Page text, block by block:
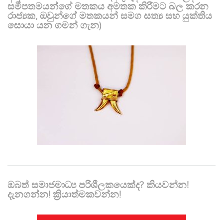
සමීපතමයන්ගේ මතකය අමතක කිරීමට බල කරන
රාජ්‍යක, ඔවුන්ගේ මතකයන් සමග සත්‍ය සහ යුක්තිය
සොයා යන ගමන් ගැන)
ඔබත් සමාජමාධ්‍ය පරිශීලකයෙක්ද? කියවන්න!
දැනගන්න! ක්‍රියාත්මකවන්න!